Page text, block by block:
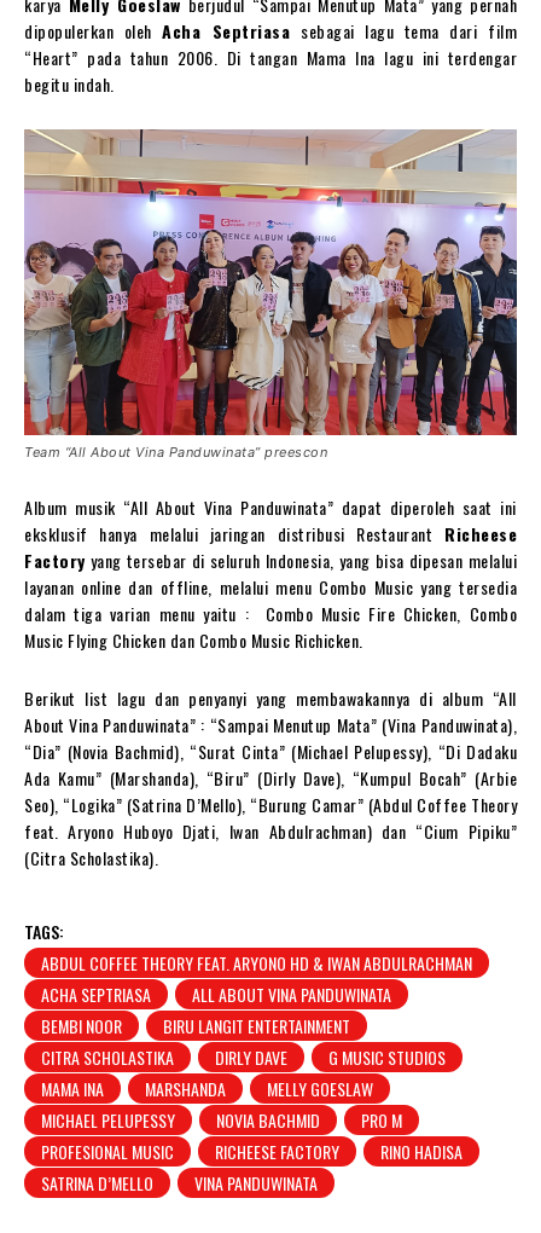
dipopulerkan olehAcha Septriasa sebagai lagu tema dari film
“Heart” pada tahun 2006. Di tangan Mama Ina lagu ini terdengar
begitu indah.
Team “All About Vina Panduwinata” preescon
Album musik “All About Vina Panduwinata” dapat diperoleh saat ini
eksklusif hanya melalui jaringan distribusi Restaurant Richeese
Factory yang tersebar di seluruh Indonesia, yang bisa dipesan melalui
layanan online dan offline, melalui menu Combo Music yang tersedia
dalam tiga varian menu yaitu : Combo Music Fire Chicken, Combo
Music Flying Chicken dan Combo Music Richicken.
Berikut list lagu dan penyanyi yang membawakannya di album “All
About Vina Panduwinata” : “Sampai Menutup Mata” (Vina Panduwinata),
“Dia” (Novia Bachmid), “Surat Cinta” (Michael Pelupessy), “Di Dadaku
Ada Kamu” (Marshanda), “Biru” (Dirly Dave), “Kumpul Bocah” (Arbie
Seo), “Logika” (Satrina D’Mello), “Burung Camar” (Abdul Coffee Theory
feat. Aryono Huboyo Djati, Iwan Abdulrachman) dan “Cium Pipiku”
(Citra Scholastika).
TAGS:
ABDUL COFFEE THEORY FEAT. ARYONO HD & IWAN ABDULRACHMAN
ACHA SEPTRIASA
ALL ABOUT VINA PANDUWINATA
BEMBI NOOR
BIRU LANGIT ENTERTAINMENT
CITRA SCHOLASTIKA
DIRLY DAVE
G MUSIC STUDIOS
MAMA INA
MARSHANDA
MELLY GOESLAW
MICHAEL PELUPESSY
NOVIA BACHMID
PRO M
PROFESIONAL MUSIC
RICHEESE FACTORY
RINO HADISA
SATRINA D’MELLO
VINA PANDUWINATA